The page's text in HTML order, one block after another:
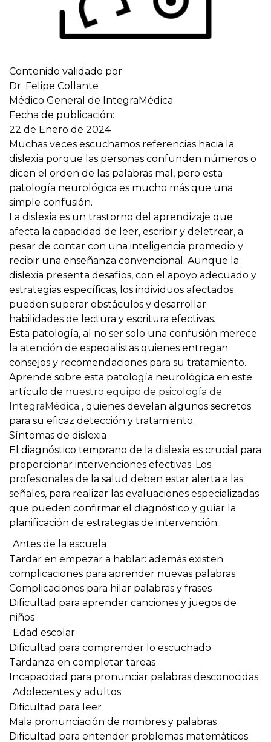
Contenido validado por
Dr. Felipe Collante
Médico General de IntegraMédica
Fecha de publicación:
22 de Enero de 2024
Muchas veces escuchamos referencias hacia la
dislexia porque las personas confunden números o
dicen el orden de las palabras mal, pero esta
patología neurológica es mucho más que una
simple confusión.
La dislexia es un trastorno del aprendizaje que
afecta la capacidad de leer, escribir y deletrear, a
pesar de contar con una inteligencia promedio y
recibir una enseñanza convencional. Aunque la
dislexia presenta desafíos, con el apoyo adecuado y
estrategias específicas, los individuos afectados
pueden superar obstáculos y desarrollar
habilidades de lectura y escritura efectivas.
Esta patología, al no ser solo una confusión merece
la atención de especialistas quienes entregan
consejos y recomendaciones para su tratamiento.
Aprende sobre esta patología neurológica en este
artículo de nuestro equipo de psicología de
IntegraMédica , quienes develan algunos secretos
para su eficaz detección y tratamiento.
Síntomas de dislexia
El diagnóstico temprano de la dislexia es crucial para
proporcionar intervenciones efectivas. Los
profesionales de la salud deben estar alerta a las
señales, para realizar las evaluaciones especializadas
que pueden confirmar el diagnóstico y guiar la
planificación de estrategias de intervención.
Antes de la escuela
Tardar en empezar a hablar: además existen
complicaciones para aprender nuevas palabras
Complicaciones para hilar palabras y frases
Dificultad para aprender canciones y juegos de
niños
Edad escolar
Dificultad para comprender lo escuchado
Tardanza en completar tareas
Incapacidad para pronunciar palabras desconocidas
Adolecentes y adultos
Dificultad para leer
Mala pronunciación de nombres y palabras
Dificultad para entender problemas matemáticos